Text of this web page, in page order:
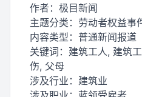
作者： 极目新闻
主题分类： 劳动者权益事
内容类型： 普通新闻报道
关键词： 建筑工人, 建筑
伤, 父母
涉及行业： 建筑业